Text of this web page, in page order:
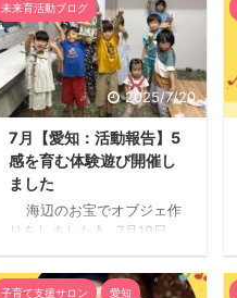
当日は、大人9名・子ども
11名の計20名が参加してく
ださり、にぎやかで温かな
時間となりました。 子ども
食堂からの流れで参加して
くださったご家庭もあり、
中にはサンタクロースの仮
装をして来てくれた親子さ
んも。 会場に入った瞬間か
ら、すでにクリスマス気分
が高まっていました。 一
造紙に木の絵 ...
未来育活動ブログ
2025/7/20
7月【愛知：活動報告】5
感を育む体験遊び開催し
ました
海辺のお宝でオブジェ作
りをしました♪ 7月19日
（土）に5感を育む遊びと
して流木、シーグラス、貝
殻を使って、オブジェを作
子育て支援サロン 愛知